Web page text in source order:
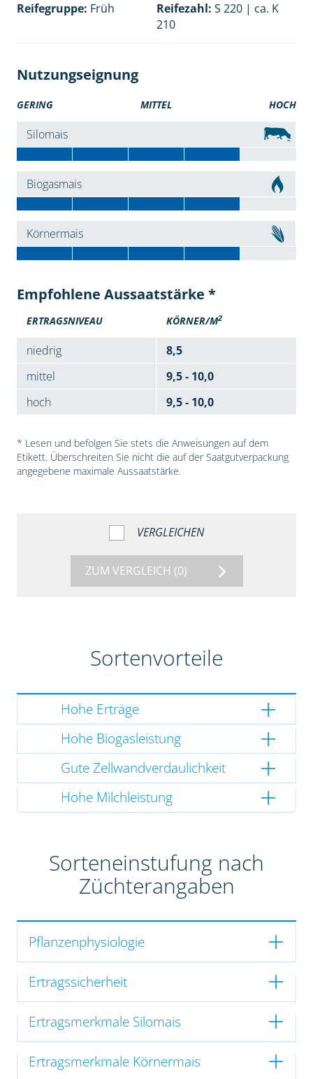
Reifegruppe: Früh Reifezahl: S 220 | ca. K
210
Nutzungseignung
GERING MITTEL HOCH
Silomais
Biogasmais
Körnermais
Empfohlene Aussaatstärke *
ERTRAGSNIVEAU KÖRNER/M2
niedrig
8,5
mittel
9,5 - 10,0
hoch
9,5 - 10,0
* Lesen und befolgen Sie stets die Anweisungen auf dem
Etikett. Überschreiten Sie nicht die auf der Saatgutverpackung
angegebene maximale Aussaatstärke.
VERGLEICHEN
ZUM VERGLEICH (0)
Sortenvorteile
Hohe Erträge
Hohe Biogasleistung
Gute Zellwandverdaulichkeit
Hohe Milchleistung
Sorteneinstufung nach
Züchterangaben
Pflanzenphysiologie
Ertragssicherheit
Ertragsmerkmale Silomais
Ertragsmerkmale Körnermais